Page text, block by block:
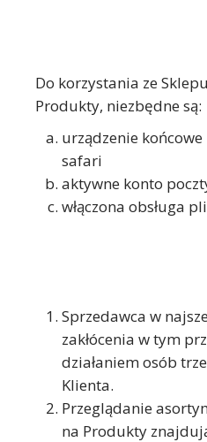
Do korzystania ze
Produkty, niezbędne są:
urządzenie
safari
aktywne konto
włączona obsługa
Sprzedawca w
zakłócenia w tym
działaniem osób
Klienta.
Przeglądanie
na Produkty